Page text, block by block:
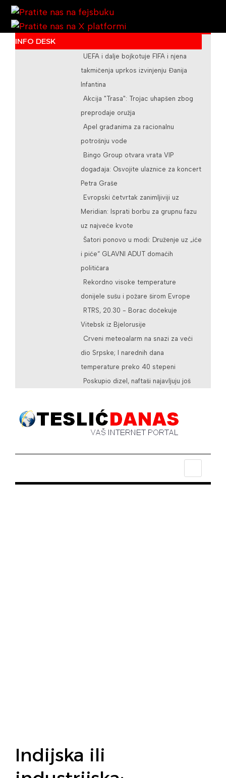
/teslicdanas@gmail.com
INFO DESK
UEFA i dalje bojkotuje FIFA i njena
takmičenja uprkos izvinjenju Đanija
Infantina
Akcija "Trasa": Trojac uhapšen zbog
preprodaje oružja
Apel građanima za racionalnu
potrošnju vode
Bingo Group otvara vrata VIP
događaja: Osvojite ulaznice za koncert
Petra Graše
Evropski četvrtak zanimljiviji uz
Meridian: Isprati borbu za grupnu fazu
uz najveće kvote
Šatori ponovo u modi: Druženje uz „iće
i piće“ GLAVNI ADUT domaćih
političara
Rekordno visoke temperature
donijele sušu i požare širom Evrope
RTRS, 20.30 - Borac dočekuje
Vitebsk iz Bjelorusije
Crveni meteoalarm na snazi za veći
dio Srpske; I narednih dana
temperature preko 40 stepeni
Poskupio dizel, naftaši najavljuju još
Indijska ili